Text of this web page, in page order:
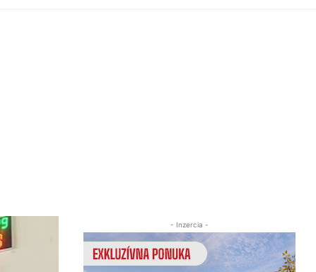
- Inzercia -